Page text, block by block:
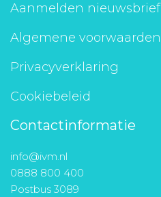
Aanmelden nieuwsbrief
Algemene voorwaarden
Privacyverklaring
Cookiebeleid
Contactinformatie
info@ivm.nl
0888 800 400
Postbus 3089